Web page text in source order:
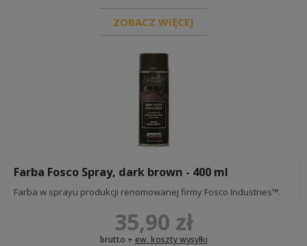
ZOBACZ WIĘCEJ
Farba Fosco Spray, dark brown - 400 ml
Farba w sprayu produkcji renomowanej firmy Fosco Industries™.
35,90 zł
brutto + ew. koszty wysyłki